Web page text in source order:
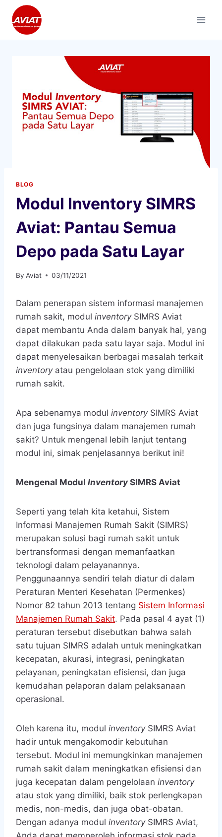
content
BLOG
Modul Inventory SIMRS
Aviat: Pantau Semua
Depo pada Satu Layar
By Aviat 03/11/2021
Dalam penerapan sistem informasi manajemen
rumah sakit, modul inventory SIMRS Aviat
dapat membantu Anda dalam banyak hal, yang
dapat dilakukan pada satu layar saja. Modul ini
dapat menyelesaikan berbagai masalah terkait
inventory atau pengelolaan stok yang dimiliki
rumah sakit.
Apa sebenarnya modul inventory SIMRS Aviat
dan juga fungsinya dalam manajemen rumah
sakit? Untuk mengenal lebih lanjut tentang
modul ini, simak penjelasannya berikut ini!
Mengenal Modul Inventory SIMRS Aviat
Seperti yang telah kita ketahui, Sistem
Informasi Manajemen Rumah Sakit (SIMRS)
merupakan solusi bagi rumah sakit untuk
bertransformasi dengan memanfaatkan
teknologi dalam pelayanannya.
Penggunaannya sendiri telah diatur di dalam
Peraturan Menteri Kesehatan (Permenkes)
Nomor 82 tahun 2013 tentang Sistem Informasi
Manajemen Rumah Sakit. Pada pasal 4 ayat (1)
peraturan tersebut disebutkan bahwa salah
satu tujuan SIMRS adalah untuk meningkatkan
kecepatan, akurasi, integrasi, peningkatan
pelayanan, peningkatan efisiensi, dan juga
kemudahan pelaporan dalam pelaksanaan
operasional.
Oleh karena itu, modul inventory SIMRS Aviat
hadir untuk mengakomodir kebutuhan
tersebut. Modul ini memungkinkan manajemen
rumah sakit dalam meningkatkan efisiensi dan
juga kecepatan dalam pengelolaan inventory
atau stok yang dimiliki, baik stok perlengkapan
medis, non-medis, dan juga obat-obatan.
Dengan adanya modul inventory SIMRS Aviat,